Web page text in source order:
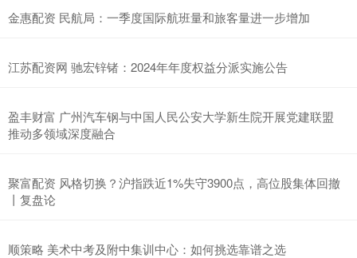
金惠配资 民航局：一季度国际航班量和旅客量进一步增加
江苏配资网 驰宏锌锗：2024年年度权益分派实施公告
盈丰财富 广州汽车钢与中国人民公安大学新生院开展党建联盟
推动多领域深度融合
聚富配资 风格切换？沪指跌近1%失守3900点，高位股集体回撤
丨复盘论
顺策略 美术中考及附中集训中心：如何挑选靠谱之选